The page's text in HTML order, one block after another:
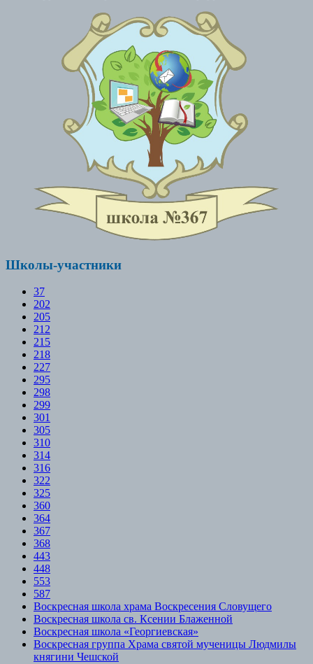
Школы-участники
37
202
205
212
215
218
227
295
298
299
301
305
310
314
316
322
325
360
364
367
368
443
448
553
587
Воскресная школа храма Воскресения Словущего
Воскресная школа св. Ксении Блаженной
Воскресная школа «Георгиевская»
Воскресная группа Храма святой мученицы Людмилы
княгини Чешской